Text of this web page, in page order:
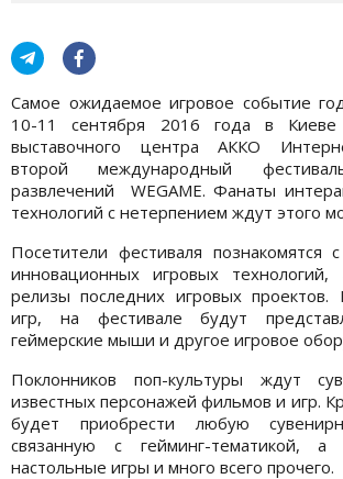
Самое ожидаемое игровое событие
10-11 сентября 2016 года в Киеве
выставочного центра AККО
второй международный
развлечений WEGAME. Фанаты
технологий с нетерпением ждут этого
Посетители фестиваля познакомятся
инновационных игровых
релизы последних игровых
игр, на фестивале будут
геймерские мыши и другое игровое
Поклонников поп-культуры ждут
известных персонажей фильмов и игр.
будет приобрести любую
связанную с гейминг-тематикой, а
настольные игры и много всего прочего.